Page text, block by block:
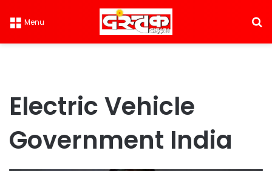
Menu
Electric Vehicle
Government India